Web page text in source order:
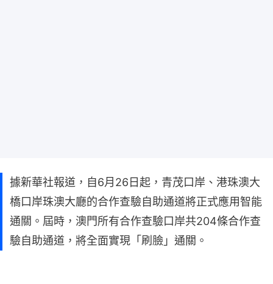
據新華社報道，自6月26日起，青茂口岸、港珠澳大
橋口岸珠澳大廳的合作查驗自助通道將正式應用智能
通關。屆時，澳門所有合作查驗口岸共204條合作查
驗自助通道，將全面實現「刷臉」通關。